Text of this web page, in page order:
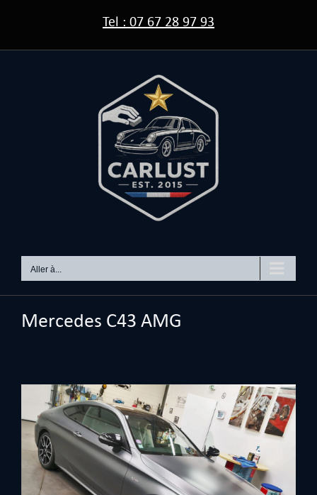
contenu
Tel : 07 67 28 97 93
Aller à...
Mercedes C43 AMG
Larger
Image